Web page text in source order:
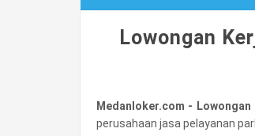
Lowongan
Medanloker.com -
perusahaan jasa pelayanan